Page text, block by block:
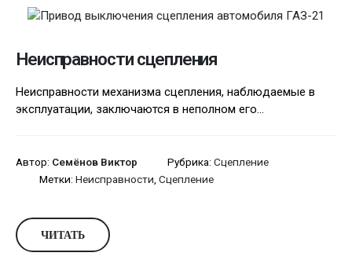
Неисправности сцепления
Неисправности механизма сцепления, наблюдаемые в
эксплуатации, заключаются в неполном его...
Автор: Семёнов Виктор Рубрика: Сцепление
Метки: Неисправности Сцепление
ЧИТАТЬ